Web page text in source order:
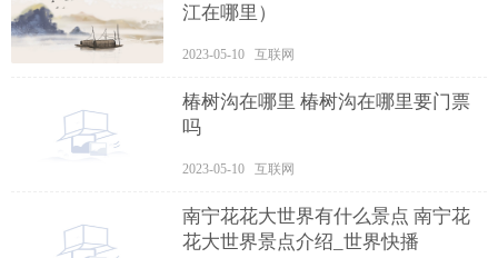
江在哪里）
2023-05-10 互联网
椿树沟在哪里 椿树沟在哪里要门票
吗
2023-05-10 互联网
南宁花花大世界有什么景点 南宁花
花大世界景点介绍_世界快播